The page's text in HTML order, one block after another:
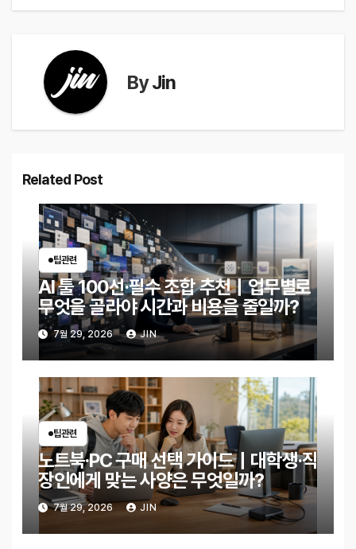
ByJin
Related Post
팁관련
AI 툴 100선·필수 조합 추천｜업무별로
무엇을 골라야 시간과 비용을 줄일까?
7월 29, 2026 JIN
팁관련
노트북·PC 구매 선택 가이드｜대학생·직
장인에게 맞는 사양은 무엇일까?
7월 29, 2026 JIN